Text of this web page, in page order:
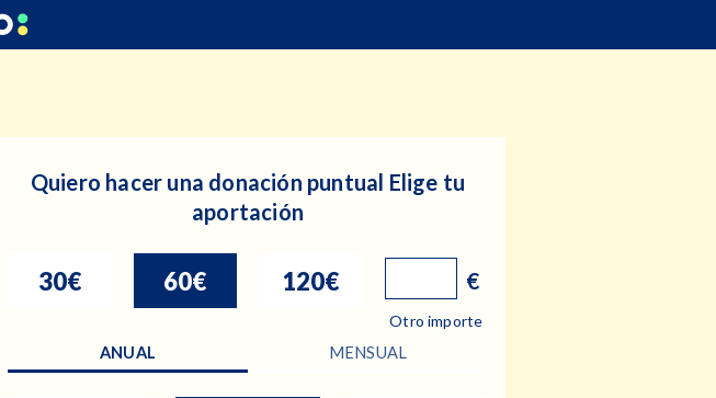
Quiero hacer una donación puntual Elige tu
aportación
30€ 60€ 120€
Otro importe
€
ANUAL MENSUAL